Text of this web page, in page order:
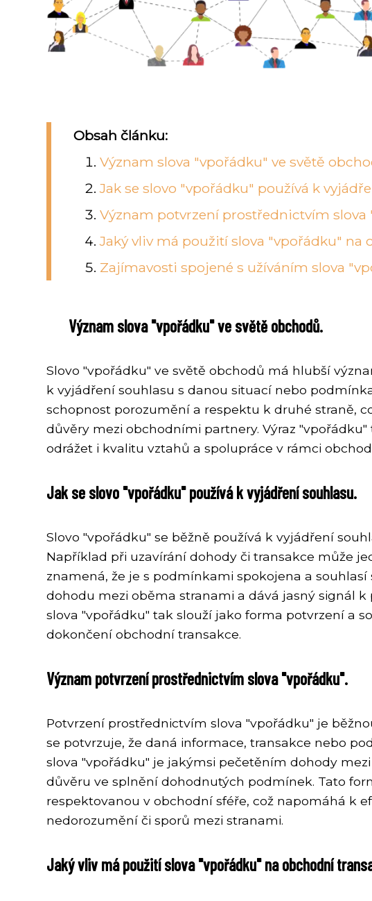
Obsah článku:
Význam slova "vpořádku" ve světě
Jak se slovo "vpořádku" používá k
Význam potvrzení prostřednictvím slova
Jaký vliv má použití slova "vpořádku" na
Zajímavosti spojené s užíváním slova
Význam slova "vpořádku" ve světě obchodů.
Slovo "vpořádku" ve světě obchodů má hlubší
k vyjádření souhlasu s danou situací nebo
schopnost porozumění a respektu k druhé straně,
důvěry mezi obchodními partnery. Výraz
odrážet i kvalitu vztahů a spolupráce v rámci
Jak se slovo "vpořádku" používá k vyjádření souhlasu.
Slovo "vpořádku" se běžně používá k vyjádření
Například při uzavírání dohody či transakce může
znamená, že je s podmínkami spokojena a
dohodu mezi oběma stranami a dává jasný signál
slova "vpořádku" tak slouží jako forma potvrzení a
dokončení obchodní transakce.
Význam potvrzení prostřednictvím slova "vpořádku".
Potvrzení prostřednictvím slova "vpořádku" je
se potvrzuje, že daná informace, transakce nebo
slova "vpořádku" je jakýmsi pečetěním dohody
důvěru ve splnění dohodnutých podmínek. Tato
respektovanou v obchodní sféře, což napomáhá k
nedorozumění či sporů mezi stranami.
Jaký vliv má použití slova "vpořádku" na obchodní